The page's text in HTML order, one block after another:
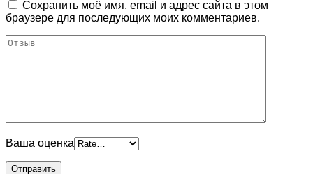
Сохранить моё имя, email и адрес сайта в этом
браузере для последующих моих комментариев.
Ваша оценка